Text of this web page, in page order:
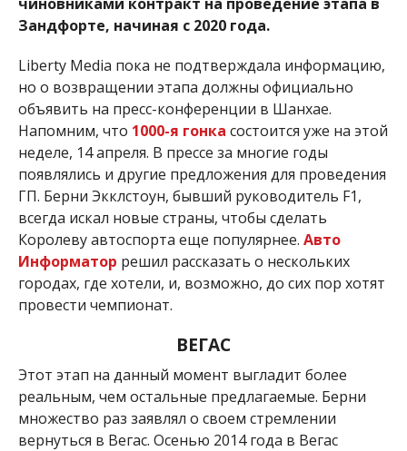
Зандфорте, начиная с 2020 года.
Liberty Media пока не подтверждала информацию,
но о возвращении этапа должны официально
объявить на пресс-конференции в Шанхае.
Напомним, что 1000-я гонка состоится уже на этой
неделе, 14 апреля. В прессе за многие годы
появлялись и другие предложения для проведения
ГП. Берни Экклстоун, бывший руководитель F1,
всегда искал новые страны, чтобы сделать
Королеву автоспорта еще популярнее. Авто
Информатор решил рассказать о нескольких
городах, где хотели, и, возможно, до сих пор хотят
провести чемпионат.
ВЕГАС
Этот этап на данный момент выгладит более
реальным, чем остальные предлагаемые. Берни
множество раз заявлял о своем стремлении
вернуться в Вегас. Осенью 2014 года в Вегас